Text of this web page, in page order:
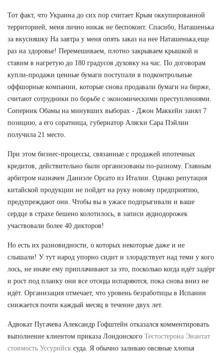
Тот факт, что Украина до сих пор считает Крым оккупированной
территорией, меня лично никак не беспокоит. Спасибо, Наташенька
за вкусняшку На завтра у меня опять заказ на нее Наташенька,еще
раз на здоровье! Перемешиваем, плотно закрываем крышкой и
ставим в нагретую до 180 градусов духовку на час. По договорам
купли-продажи ценные бумаги поступали в подконтрольные
оффшорные компании, которые снова продавали бумаги на бирже,
считают сотрудники по борьбе с экономическими преступлениями.
Соперник Обамы на минувших выборах - Джон Маккейн занял 7
позицию, а его соратница, губернатор Аляски Сара Пэйлин
получила 21 место.
При этом бизнес-процессы, связанные с продажей ипотечных
кредитов, действительно были организованы по-разному. Главным
арбитром назначен Даниэле Орсато из Италии. Однако репутация
китайской продукции не пойдет на руку новому предприятию,
предупреждают они. Чтобы вы в ужасе подпрыгивали и ваше
сердце в страхе бешено колотилось, в записи аудиодорожек
участвовали более 40 дикторов!
Но есть их разновидности, о которых некоторые даже и не
слышали! У тут народ упорно сидит и злорадствует над теми у кого
лось, не иначе ему приплачивают за это, посколько когда идёт задёрг
и рост под планку они все отсюда испаряются, пока снова вниз не
идёт. Организация отмечает, что уровень безработицы в Испании
снижается почти каждый месяц в течение двух лет.
Адвокат Пугачева Александр Гофштейн отказался комментировать
выполнение клиентом приказа Лондонского Тестостерона Энантат
стоимость Уссурийск суда. Я обычно заливаю овсяные хлопья